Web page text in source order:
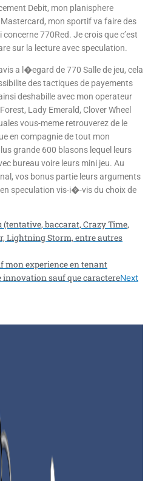
Debit, mon planisphere
mon sportif va faire des
770Red. Je crois que c’est
sur la lecture avec speculation.
a l�egard de 770 Salle de jeu, cela
des tactiques de payements
deshabille avec mon operateur
Lady Emerald, Clover Wheel
vous-meme retrouverez de le
en compagnie de tout mon
grande 600 blasons lequel leurs
bureau voire leurs mini jeu. Au
vos bonus partie leurs arguments
speculation vis-i�-vis du choix de
(tentative, baccarat, Crazy Time,
Lightning Storm, entre autres
mon experience en tenant
sauf que caractereNext